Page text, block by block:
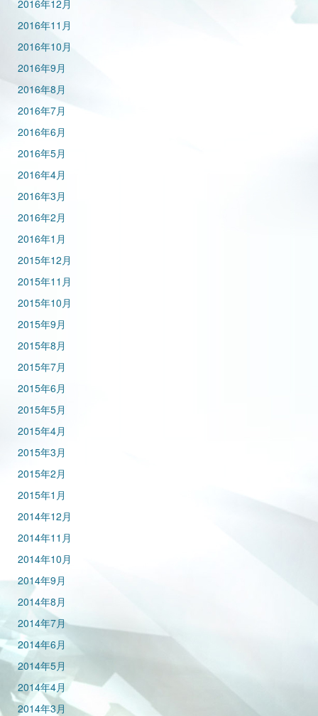
2016年12月
2016年11月
2016年10月
2016年9月
2016年8月
2016年7月
2016年6月
2016年5月
2016年4月
2016年3月
2016年2月
2016年1月
2015年12月
2015年11月
2015年10月
2015年9月
2015年8月
2015年7月
2015年6月
2015年5月
2015年4月
2015年3月
2015年2月
2015年1月
2014年12月
2014年11月
2014年10月
2014年9月
2014年8月
2014年7月
2014年6月
2014年5月
2014年4月
2014年3月